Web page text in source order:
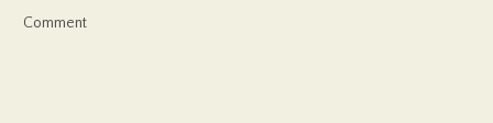
Comment